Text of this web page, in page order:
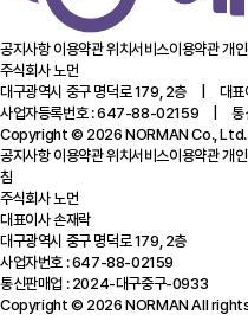
공지사항이용약관위치서비스이용약관개
주식회사 노먼
대구광역시 중구 명덕로 179, 2층 | 대표
사업자등록번호 : 647-88-02159 | 통
Copyright © 2026 NORMAN Co.,
공지사항이용약관위치서비스이용약관개
침
주식회사 노먼
대표이사 손재락
대구광역시 중구 명덕로 179, 2층
사업자번호 : 647-88-02159
통신판매업 : 2024-대구중구-0933
Copyright © 2026 NORMAN All